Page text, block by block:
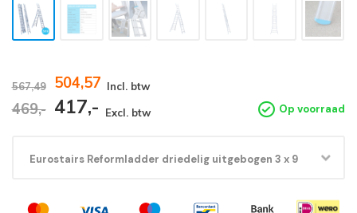
567,49 504,57 Incl. btw
469,- 417,- Excl. btw Op voorraad
Eurostairs Reformladder driedelig uitgebogen 3 x 9
sporten